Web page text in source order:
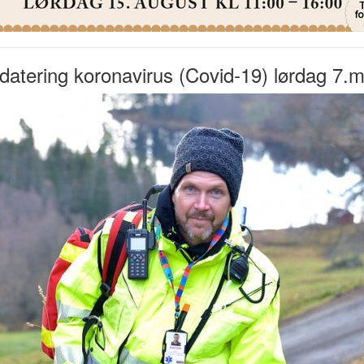
koronavirus (Covid-19) lørdag